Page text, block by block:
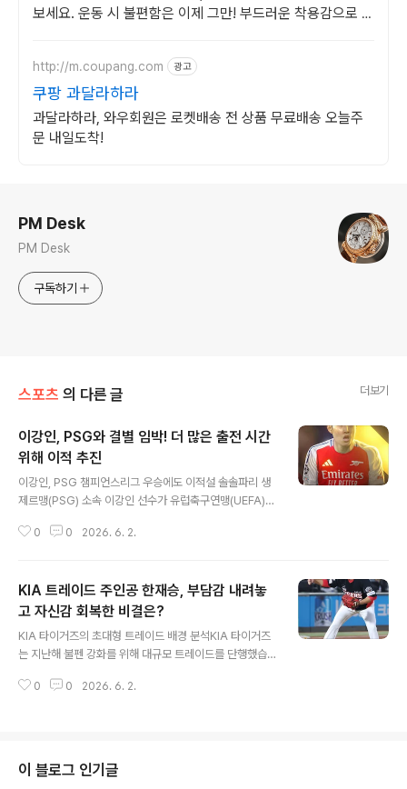
보세요. 운동 시 불편함은 이제 그만! 부드러운 착용감으로 운
http://m.coupang.com 광고
쿠팡 과달라하라
과달라하라, 와우회원은 로켓배송 전 상품 무료배송 오늘주
문 내일도착!
PM Desk
PM Desk
구독하기
스포츠 의 다른 글 더보기
이강인, PSG와 결별 임박! 더 많은 출전 시간
위해 이적 추진
이강인, PSG 챔피언스리그 우승에도 이적설 솔솔파리 생
제르맹(PSG) 소속 이강인 선수가 유럽축구연맹(UEFA)
성이 제기되고 있습니다. 로익 탄지 기자는 이강인과 곤살
기를 원하고 있습니다. 이강인, 출전 시간 부족으로 이적 고
려PSG는 아스널과의 챔피언스리그 결승에서 승부차기 끝
에 우승을 차지했지만, 루이스 엔리케 감독은 이강인 선수
를 출전시키지 않았습니다. 이에 따라 이강인 선수가 주인
공으로 뛸 수 있는 팀을 찾고 있다는 보도가 이어지고 있습
니다. 파브리지오 로마노 기자는 이강인 선수가 더 많은 출
0 0 2026. 6. 2.
KIA 트레이드 주인공 한재승, 부담감 내려놓
고 자신감 회복한 비결은?
KIA 타이거즈의 초대형 트레이드 배경 분석KIA 타이거즈
는 지난해 불펜 강화를 위해 대규모 트레이드를 단행했습
력감과 미래 자원을 확보했습니다. 당시 KIA는 순위 경쟁
셋과 코칭스태프의 도움으로 안정적인 투구를 선보이고 있
습니다. 특히 커맨드에 대한 부담감을 내려놓고 편안하게
0 0 2026. 6. 2.
이 블로그 인기글